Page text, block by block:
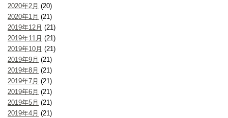
2020年2月 (20)
2020年1月 (21)
2019年12月 (21)
2019年11月 (21)
2019年10月 (21)
2019年9月 (21)
2019年8月 (21)
2019年7月 (21)
2019年6月 (21)
2019年5月 (21)
2019年4月 (21)